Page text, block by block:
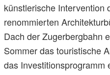
künstlerische Intervention
renommierten
Dach der Zugerbergbahn
Sommer das touristische
das Investitionsprogramm